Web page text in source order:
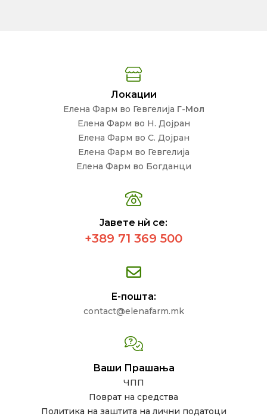
Локации
Елена Фарм во Гевгелија Г-Мол
Елена Фарм во Н. Дојран
Елена Фарм во С. Дојран
Елена Фарм во Гевгелија
Елена Фарм во Богданци
Јавете нѝ се:
+389 71 369 500
Е-пошта:
contact@elenafarm.mk
Ваши Прашања
ЧПП
Поврат на средства
Политика на заштита на лични податоци